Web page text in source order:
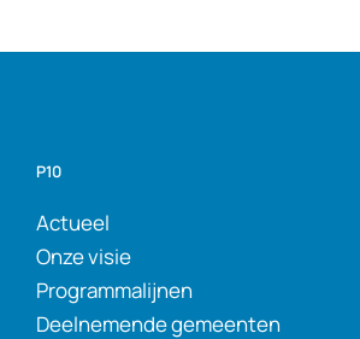
P10
Actueel
Onze visie
Programmalijnen
Deelnemende gemeenten